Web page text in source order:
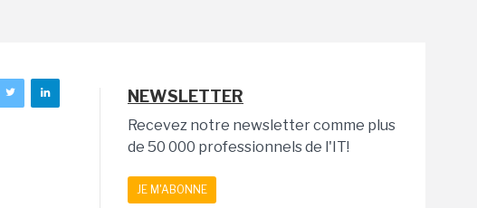
NEWSLETTER
Recevez notre newsletter comme plus
de 50 000 professionnels de l'IT!
JE M'ABONNE